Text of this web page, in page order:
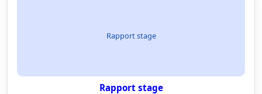
Rapport stage
Rapport stage